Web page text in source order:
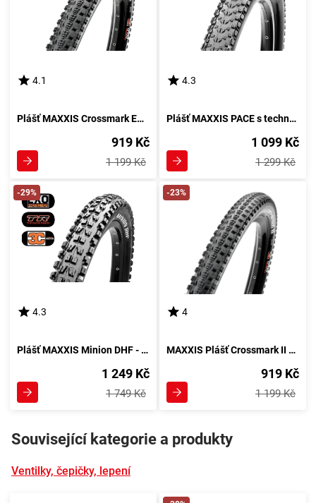
4.1
Plášť MAXXIS Crossmark EXO TR DC - kevlar
919 Kč
1 199 Kč
4.3
Plášť MAXXIS PACE s technologií kevlar a ochranou EXO TR
1 099 Kč
1 299 Kč
-29%
4.3
Plášť MAXXIS Minion DHF - Maxx Terra - kevlar
1 249 Kč
1 749 Kč
-23%
4
MAXXIS Plášť Crossmark II Kevlar EXO TR DC
919 Kč
1 199 Kč
Související kategorie a produkty
Ventilky, čepičky, lepení